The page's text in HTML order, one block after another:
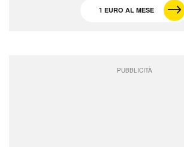
1 EURO AL MESE
PUBBLICITÀ